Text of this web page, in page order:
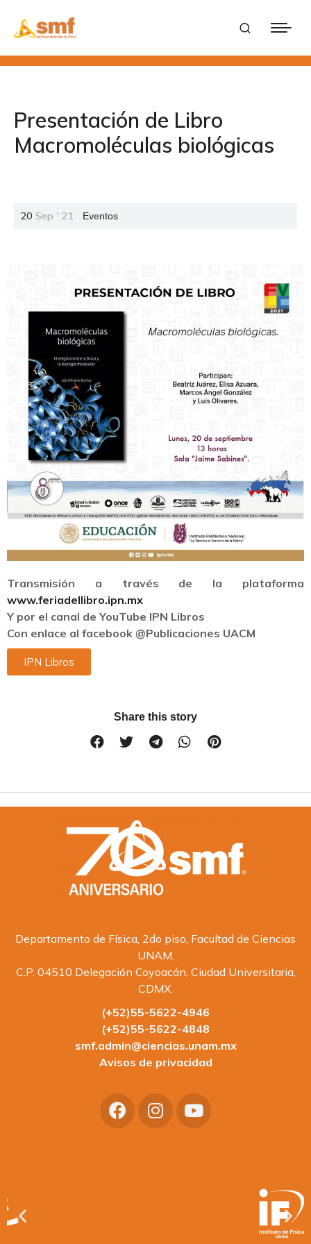
Presentación de Libro
Macromoléculas biológicas
20 Sep ' 21 Eventos
Transmisión a través de la plataforma
www.feriadellibro.ipn.mx
Y por el canal de YouTube IPN Libros
Con enlace al facebook @Publicaciones UACM
IPN Libros
Share this story
Departamento de Física, 2do piso, Facultad de Ciencias
UNAM,
C.P. 04510 Delegación Coyoacán, Ciudad Universitaria,
CDMX.
(+52)55-5622-4946
(+52)55-5622-4848
smf.admin@ciencias.unam.mx
Avisos de privacidad